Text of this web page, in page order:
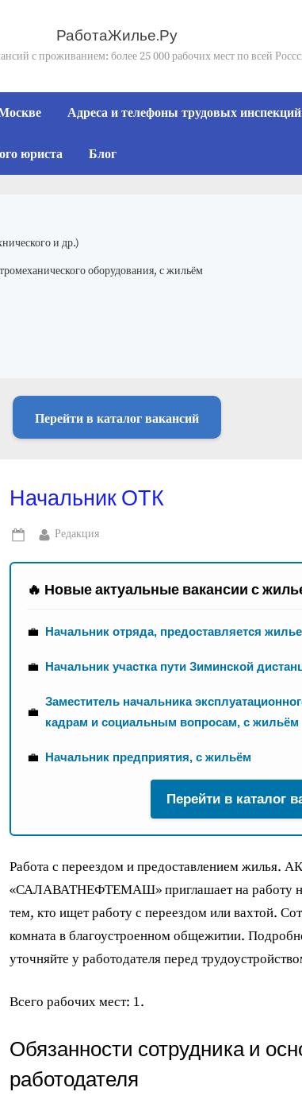
РаботаЖилье.Ру
с проживанием: более 25 000 рабочих мест по всей
Адреса и телефоны трудовых
юриста Блог
и др.)
оборудования, с жильём
Перейти в каталог вакансий
Начальник ОТК
Posted
on
By
Редакция
🔥 Новые актуальные вакансии с
💼 Начальник отряда, предоставляется жилье
💼 Начальник участка пути Зиминской
💼
Заместитель начальника
кадрам и социальным вопросам, с жильём
💼 Начальник предприятия, с жильём
Перейти в каталог
Работа с переездом и предоставлением
«САЛАВАТНЕФТЕМАШ» приглашает на работу
тем, кто ищет работу с переездом или вахтой.
комната в благоустроенном общежитии.
уточняйте у работодателя перед
Всего рабочих мест: 1.
Обязанности сотрудника и
работодателя